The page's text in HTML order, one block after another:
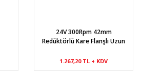
24V 300Rpm 42mm
Redüktörlü Kare Flanşlı Uzun
1.267,20 TL + KDV